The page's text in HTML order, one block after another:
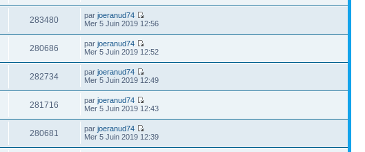
283480 parjoeranud74
Mer 5 Juin 2019 12:56
280686 parjoeranud74
Mer 5 Juin 2019 12:52
282734 parjoeranud74
Mer 5 Juin 2019 12:49
281716 parjoeranud74
Mer 5 Juin 2019 12:43
280681 parjoeranud74
Mer 5 Juin 2019 12:39